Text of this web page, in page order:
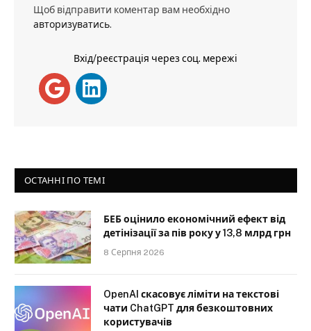
Щоб відправити коментар вам необхідно
авторизуватись.
Вхід/реєстрація через соц. мережі
ОСТАННІ ПО ТЕМІ
БЕБ оцінило економічний ефект від
детінізації за пів року у 13,8 млрд грн
8 Серпня 2026
OpenAI скасовує ліміти на текстові
чати ChatGPT для безкоштовних
користувачів